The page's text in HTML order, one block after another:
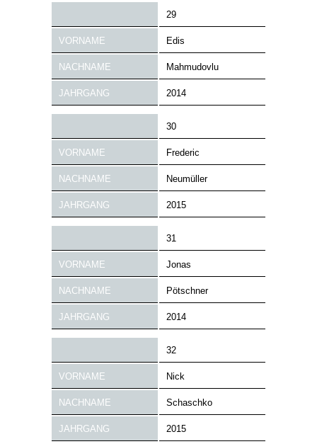
VORNAME
NACHNAME
JAHRGANG
29
Edis
Mahmudovlu
2014
VORNAME
NACHNAME
JAHRGANG
30
Frederic
Neumüller
2015
VORNAME
NACHNAME
JAHRGANG
31
Jonas
Pötschner
2014
VORNAME
NACHNAME
JAHRGANG
32
Nick
Schaschko
2015